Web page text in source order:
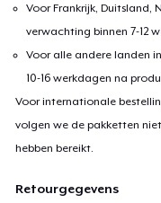
Voor Frankrijk, Duitsland,
verwachting binnen 7-12
Voor alle andere landen
10-16 werkdagen na
Voor internationale
volgen we de pakketten
hebben bereikt.
Retourgegevens